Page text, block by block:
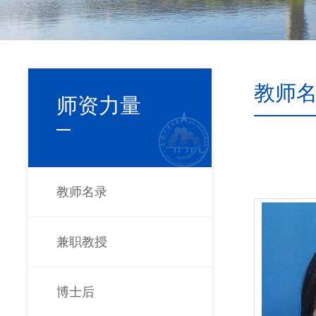
师资力量
教师名录
兼职教授
博士后
教师